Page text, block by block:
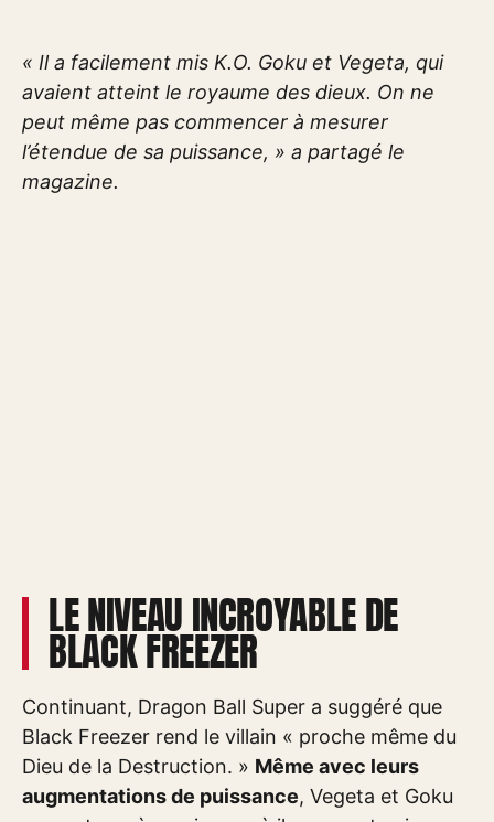
« Il a facilement mis K.O. Goku et Vegeta, qui
avaient atteint le royaume des dieux. On ne
peut même pas commencer à mesurer
l’étendue de sa puissance, » a partagé le
magazine.
LE NIVEAU INCROYABLE DE
BLACK FREEZER
Continuant, Dragon Ball Super a suggéré que
Black Freezer rend le villain « proche même du
Dieu de la Destruction. » Même avec leurs
augmentations de puissance, Vegeta et Goku